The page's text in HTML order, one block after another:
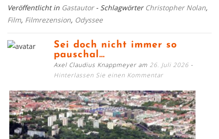
Veröffentlicht in Gastautor - Schlagwörter Christopher Nolan,
Film, Filmrezension, Odyssee
Sei doch nicht immer so
pauschal…
Axel Claudius Knappmeyer am 26. Juli 2026
Hinterlassen Sie einen Kommentar